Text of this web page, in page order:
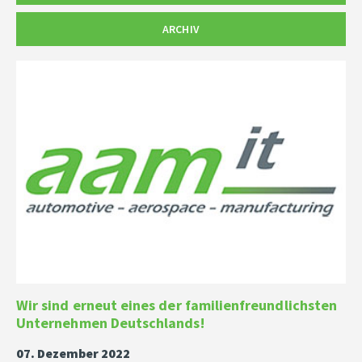
ARCHIV
Wir sind erneut eines der familienfreundlichsten
Unternehmen Deutschlands!
07. Dezember 2022